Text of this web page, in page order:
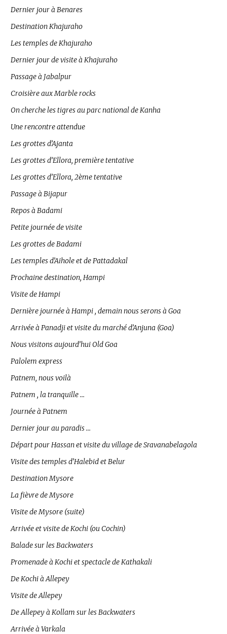
Dernier jour à Benares
Destination Khajuraho
Les temples de Khajuraho
Dernier jour de visite à Khajuraho
Passage à Jabalpur
Croisière aux Marble rocks
On cherche les tigres au parc national de Kanha
Une rencontre attendue
Les grottes d’Ajanta
Les grottes d’Ellora, première tentative
Les grottes d’Ellora, 2ème tentative
Passage à Bijapur
Repos à Badami
Petite journée de visite
Les grottes de Badami
Les temples d’Aihole et de Pattadakal
Prochaine destination, Hampi
Visite de Hampi
Dernière journée à Hampi , demain nous serons à Goa
Arrivée à Panadji et visite du marché d’Anjuna (Goa)
Nous visitons aujourd’hui Old Goa
Palolem express
Patnem, nous voilà
Patnem , la tranquille …
Journée à Patnem
Dernier jour au paradis …
Départ pour Hassan et visite du village de Sravanabelagola
Visite des temples d’Halebid et Belur
Destination Mysore
La fièvre de Mysore
Visite de Mysore (suite)
Arrivée et visite de Kochi (ou Cochin)
Balade sur les Backwaters
Promenade à Kochi et spectacle de Kathakali
De Kochi à Allepey
Visite de Allepey
De Allepey à Kollam sur les Backwaters
Arrivée à Varkala